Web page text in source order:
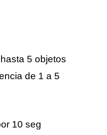
5 objetos
de 1 a 5
10 seg